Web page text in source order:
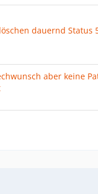
dauernd Status
aber keine